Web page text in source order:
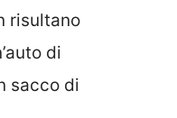
risultano
di
sacco di